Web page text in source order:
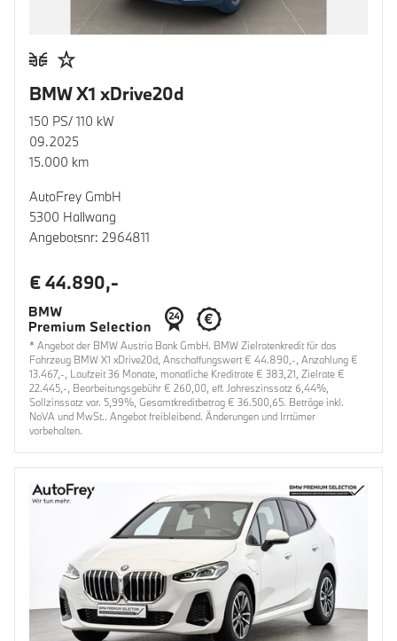
BMW X1 xDrive20d
150 PS/ 110 kW
09.2025
15.000 km
AutoFrey GmbH
5300 Hallwang
Angebotsnr: 2964811
€ 44.890,-
* Angebot der BMW Austria Bank GmbH. BMW Zielratenkredit für das
Fahrzeug BMW X1 xDrive20d, Anschaffungswert € 44.890,-, Anzahlung €
13.467,-, Laufzeit 36 Monate, monatliche Kreditrate € 383,21, Zielrate €
22.445,-, Bearbeitungsgebühr € 260,00, eff. Jahreszinssatz 6,44%,
Sollzinssatz var. 5,99%, Gesamtkreditbetrag € 36.500,65. Beträge inkl.
NoVA und MwSt.. Angebot freibleibend. Änderungen und Irrtümer
vorbehalten.